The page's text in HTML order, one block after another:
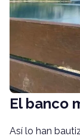
El banco
Así lo han